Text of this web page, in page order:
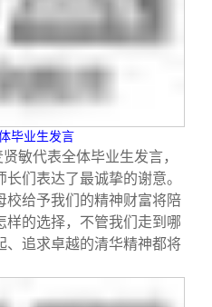
毕业生发言
敏代表全体毕业生发言，
们表达了最诚挚的谢意。
校给予我们的精神财富将陪
样的选择，不管我们走到哪
、追求卓越的清华精神都将